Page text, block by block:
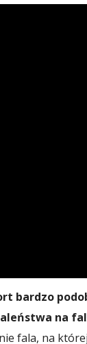
bardzo
na
fala, na